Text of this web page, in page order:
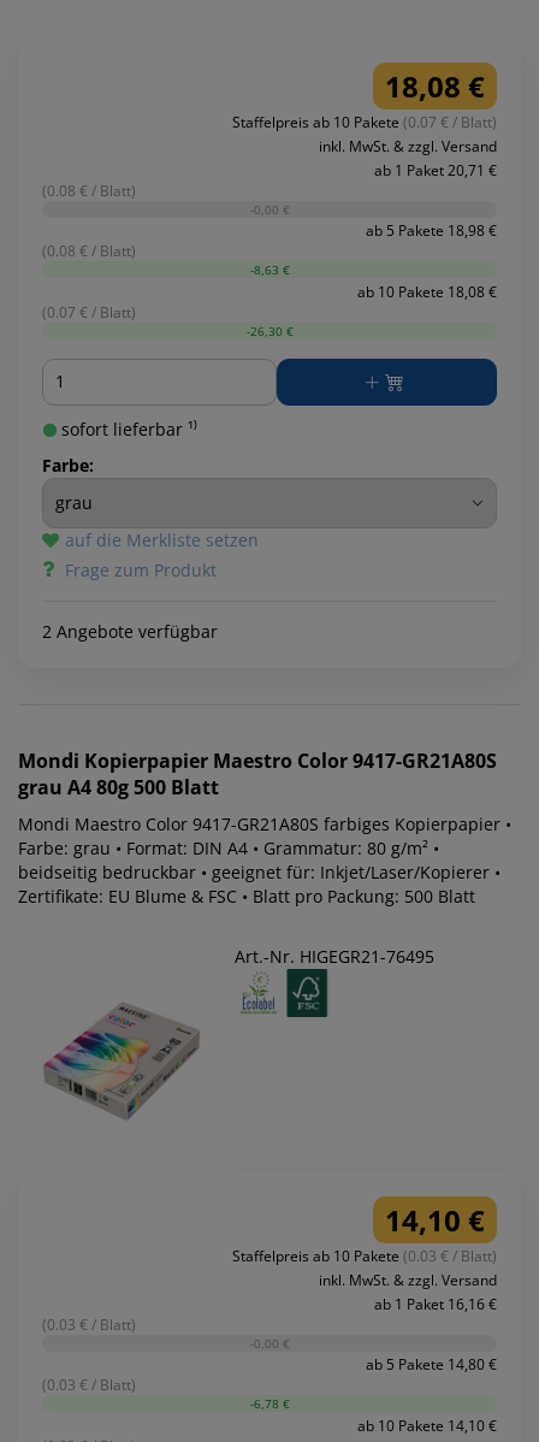
18,08 €
Staffelpreis ab 10 Pakete (0.07 € / Blatt)
inkl. MwSt. & zzgl. Versand
ab 1 Paket 20,71 €
(0.08 € / Blatt)
-0,00 €
ab 5 Pakete 18,98 €
(0.08 € / Blatt)
-8,63 €
ab 10 Pakete 18,08 €
(0.07 € / Blatt)
-26,30 €
Menge
sofort lieferbar ¹⁾
Farbe:
auf die Merkliste setzen
Frage zum Produkt
2 Angebote verfügbar
Mondi Kopierpapier Maestro Color 9417-GR21A80S
grau A4 80g 500 Blatt
Mondi Maestro Color 9417-GR21A80S farbiges Kopierpapier •
Farbe: grau • Format: DIN A4 • Grammatur: 80 g/m² •
beidseitig bedruckbar • geeignet für: Inkjet/Laser/Kopierer •
Zertifikate: EU Blume & FSC • Blatt pro Packung: 500 Blatt
Art.-Nr. HIGEGR21-76495
14,10 €
Staffelpreis ab 10 Pakete (0.03 € / Blatt)
inkl. MwSt. & zzgl. Versand
ab 1 Paket 16,16 €
(0.03 € / Blatt)
-0,00 €
ab 5 Pakete 14,80 €
(0.03 € / Blatt)
-6,78 €
ab 10 Pakete 14,10 €